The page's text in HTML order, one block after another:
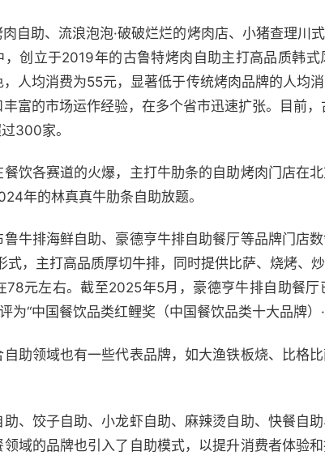
自助、流浪泡泡·破破烂烂的烤肉店、小猪查理川
创立于2019年的古鲁特烤肉自助主打高品质韩
人均消费为55元，显著低于传统烤肉品牌的人均
富的市场运作经验，在多个省市迅速扩张。目前
300家。
饮各赛道的火爆，主打牛肋条的自助烤肉门店在
年的林真真牛肋条自助放题。
牛排海鲜自助、豪德亨牛排自助餐厅等品牌门店
式，主打高品质厚切牛排，同时提供比萨、烧烤、
78元左右。截至2025年5月，豪德亨牛排自助餐
为“中国餐饮品类红鲤奖（中国餐饮品类十大品牌）·
助领域也有一些代表品牌，如大渔铁板烧、比格
、饺子自助、小龙虾自助、麻辣烫自助、快餐自
域的品牌也引入了自助模式，以提升消费者体验